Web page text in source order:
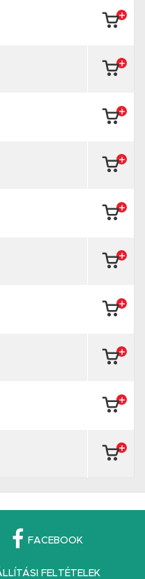
FACEBOOK
FELTÉTELEK